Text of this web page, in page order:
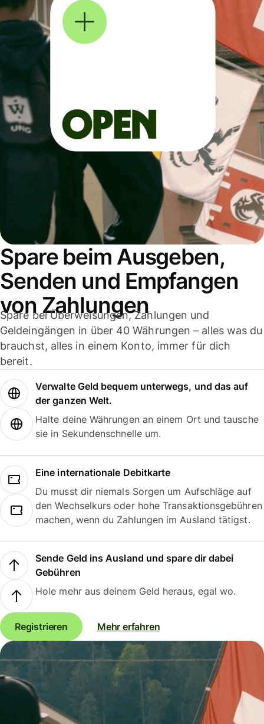
Spare beim Ausgeben,
Senden und Empfangen
von Zahlungen
Spare bei Überweisungen, Zahlungen und
Geldeingängen in über 40 Währungen – alles was du
brauchst, alles in einem Konto, immer für dich
bereit.
Verwalte Geld bequem unterwegs, und das auf
der ganzen Welt.
Halte deine Währungen an einem Ort und tausche
sie in Sekundenschnelle um.
Eine internationale Debitkarte
Du musst dir niemals Sorgen um Aufschläge auf
den Wechselkurs oder hohe Transaktionsgebühren
machen, wenn du Zahlungen im Ausland tätigst.
Sende Geld ins Ausland und spare dir dabei
Gebühren
Hole mehr aus deinem Geld heraus, egal wo.
Registrieren Mehr erfahren